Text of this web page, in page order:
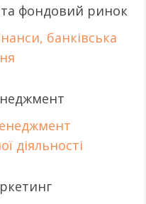
фондовий ринок
банківська
діяльності